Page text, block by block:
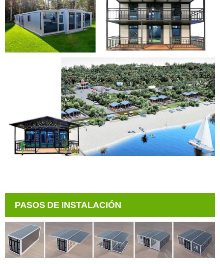
PASOS DE INSTALACIÓN